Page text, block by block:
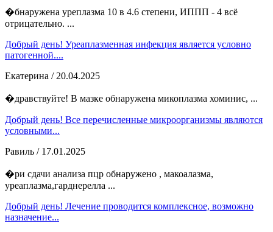
�бнаружена уреплазма 10 в 4.6 степени, ИППП - 4 всё
отрицательно. ...
Добрый день! Уреаплазменная инфекция является условно
патогенной....
Екатерина / 20.04.2025
�дравствуйте! В мазке обнаружена микоплазма хоминис, ...
Добрый день! Все перечисленные микроорганизмы являются
условными...
Равиль / 17.01.2025
�ри сдачи анализа пцр обнаружено , макоалазма,
уреаплазма,гарднерелла ...
Добрый день! Лечение проводится комплексное, возможно
назначение...